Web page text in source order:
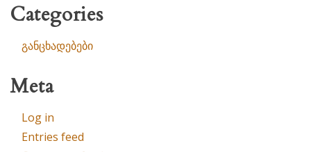
Categories
განცხადებები
Meta
Log in
Entries feed